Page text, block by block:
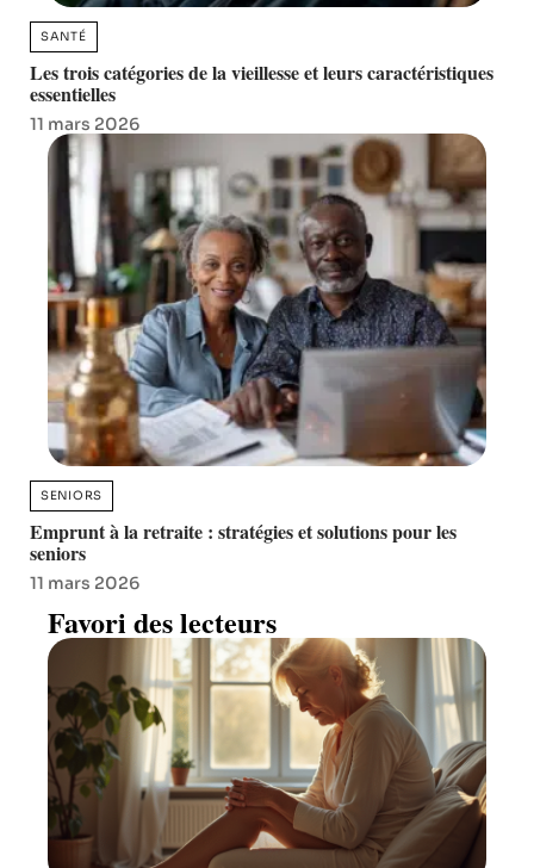
SANTÉ
Les trois catégories de la vieillesse et leurs caractéristiques
essentielles
11 mars 2026
SENIORS
Emprunt à la retraite : stratégies et solutions pour les
seniors
11 mars 2026
Favori des lecteurs